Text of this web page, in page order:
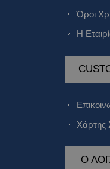
Όροι
Η
Χάρτης
Ο